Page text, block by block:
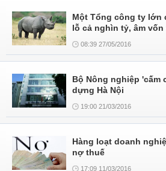
Một Tổng công ty lớn
lỗ cả nghìn tỷ, âm vốn
08:39 27/05/2016
Bộ Nông nghiệp 'cấm
dựng Hà Nội
19:00 21/03/2016
Hàng loạt doanh
nợ thuế
17:09 11/03/2016